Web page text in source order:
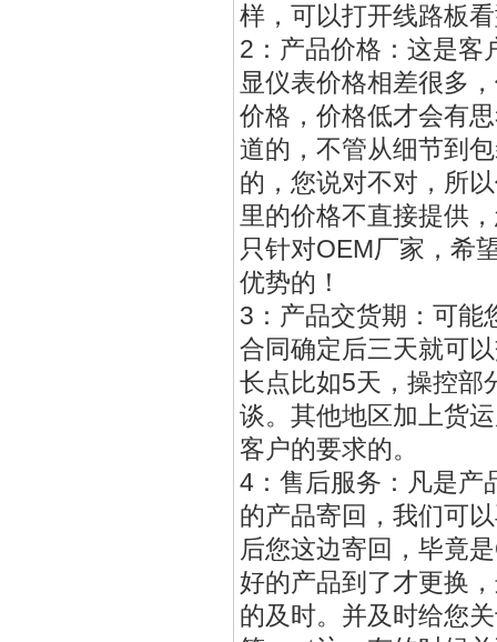
样，可以打开线路板
2：产品价格：这是客
显仪表价格相差很多
价格，价格低才会有
道的，不管从细节到
的，您说对不对，所
里的价格不直接提供
只针对OEM厂家，希
优势的！
3：产品交货期：可能
合同确定后三天就可
长点比如5天，操控部
谈。其他地区加上货
客户的要求的。
4：售后服务：凡是产
的产品寄回，我们可
后您这边寄回，毕竟
好的产品到了才更换
的及时。并及时给您